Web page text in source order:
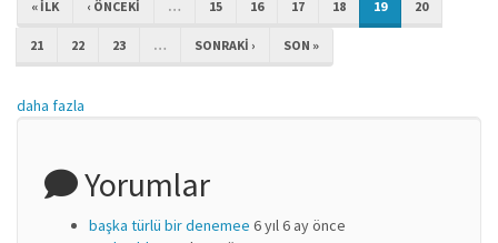
« ILK ‹ ÖNCEKI … 15 16 17 18 19 20
21 22 23 … SONRAKI › SON »
daha fazla
Yorumlar
başka türlü bir denemee 6 yıl 6 ay önce